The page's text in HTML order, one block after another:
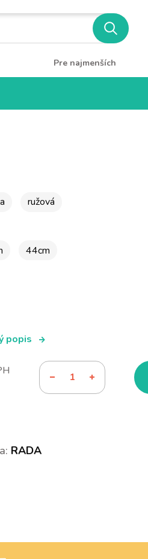
Pre najmenších
ružová
44cm
popis
RADA